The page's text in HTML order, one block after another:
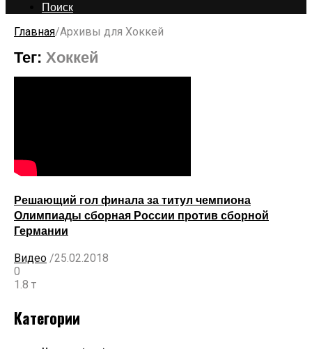
Поиск
Главная/Архивы для Хоккей
Тег: Хоккей
Решающий гол финала за титул чемпиона
Олимпиады сборная России против сборной
Германии
Видео /25.02.2018
0
1.8 т
Категории